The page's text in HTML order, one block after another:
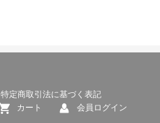
特定商取引法に基づく表記
カート 会員ログイン